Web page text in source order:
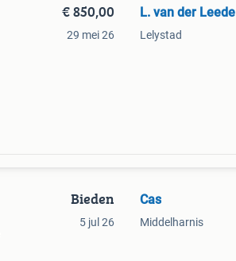
€ 850,00
29 mei 26
L. van der Leede
Lelystad
Bieden
5 jul 26
Cas
Middelharnis